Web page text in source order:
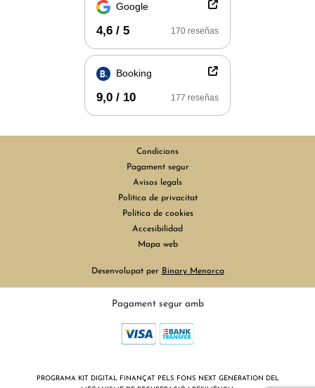
Google
4,6 / 5 170 reseñas
Booking
9,0 / 10 177 reseñas
Condicions
Pagament segur
Avisos legals
Política de privacitat
Política de cookies
Accesibilidad
Mapa web
Desenvolupat per Binary Menorca
Pagament segur amb
PROGRAMA KIT DIGITAL FINANÇAT PELS FONS NEXT GENERATION DEL